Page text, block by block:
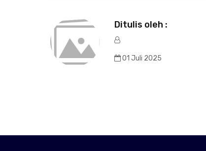
Ditulis oleh :
01 Juli 2025